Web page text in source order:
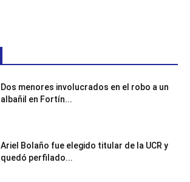
Dos menores involucrados en el robo a un
albañil en Fortín...
Ariel Bolaño fue elegido titular de la UCR y
quedó perfilado...